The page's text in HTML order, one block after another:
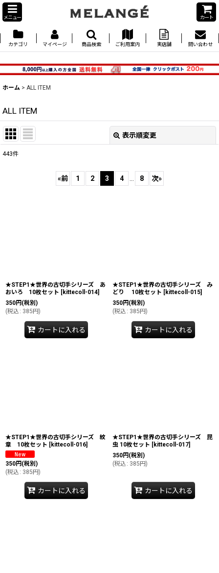
メニュー カート
カテゴリ マイページ 商品検索 ご利用案内 実店舗 問い合わせ
ホーム > ALL ITEM
ALL ITEM
表示順変更
443件
«前 1 2 3 4 8 次»
★STEP1★世界の古切手シリーズ あ
おいろ 10枚セット [kittecoll-014]
350円 (税別)
(税込 : 385円)
カートに入れる
★STEP1★世界の古切手シリーズ み
どり 10枚セット [kittecoll-015]
350円 (税別)
(税込 : 385円)
カートに入れる
★STEP1★世界の古切手シリーズ 紋
章 10枚セット [kittecoll-016]
350円 (税別)
(税込 : 385円)
カートに入れる
★STEP1★世界の古切手シリーズ 昆
虫 10枚セット [kittecoll-017]
350円 (税別)
(税込 : 385円)
カートに入れる